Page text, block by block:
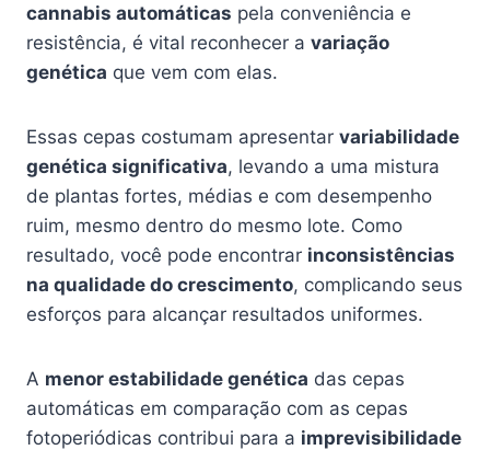
cannabis automáticas pela conveniência e
resistência, é vital reconhecer a variação
genética que vem com elas.
Essas cepas costumam apresentar variabilidade
genética significativa, levando a uma mistura
de plantas fortes, médias e com desempenho
ruim, mesmo dentro do mesmo lote. Como
resultado, você pode encontrar inconsistências
na qualidade do crescimento, complicando seus
esforços para alcançar resultados uniformes.
A menor estabilidade genética das cepas
automáticas em comparação com as cepas
fotoperiódicas contribui para a imprevisibilidade